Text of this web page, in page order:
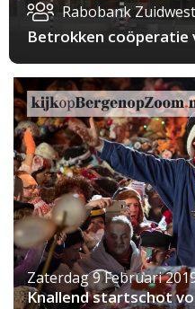
Rabobank
Betrokken coöperatie
Zaterdag 9 Februari
Knallend startschot